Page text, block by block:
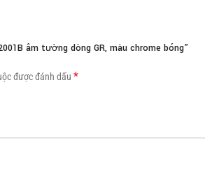
âm tường dòng GR, màu chrome bóng”
được đánh dấu *